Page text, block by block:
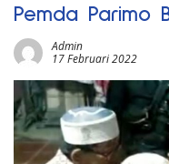
Pemda Parimo
Admin
17 Februari 2022